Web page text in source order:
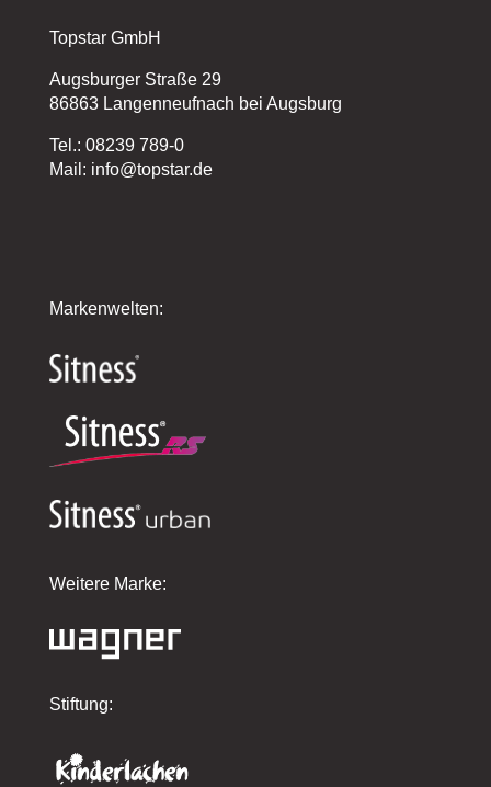
Topstar GmbH
Augsburger Straße 29
86863 Langenneufnach bei Augsburg
Tel.: 08239 789-0
Mail: info@topstar.de
Markenwelten:
Weitere Marke:
Stiftung: